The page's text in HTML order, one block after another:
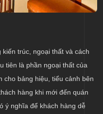
trúc, ngoại thất và cách
tiên là phần ngoại thất của
cho bảng hiệu, tiểu cảnh bên
hàng khi mới đến quán
ý nghĩa để khách hàng dễ